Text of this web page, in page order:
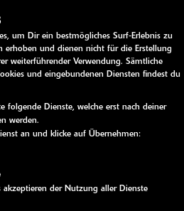
Disclaimer
um Dir ein bestmögliches Surf-Erlebnis zu
erhoben und dienen nicht für die Erstellung
weiterführender Verwendung. Sämtliche
und eingebundenen Diensten findest du
folgende Dienste, welche erst nach deiner
werden.
an und klicke auf Übernehmen:
der Nutzung aller Dienste